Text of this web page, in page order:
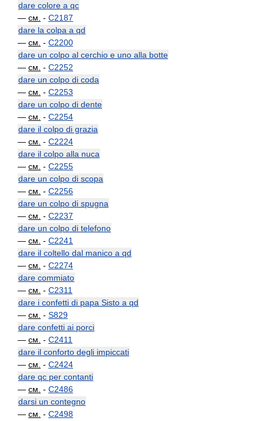
dare colore a qc
— см. - C2187
dare la colpa a qd
— см. - C2200
dare un colpo al cerchio e uno alla botte
— см. - C2252
dare un colpo di coda
— см. - C2253
dare un colpo di dente
— см. - C2254
dare il colpo di grazia
— см. - C2224
dare il colpo alla nuca
— см. - C2255
dare un colpo di scopa
— см. - C2256
dare un colpo di spugna
— см. - C2237
dare un colpo di telefono
— см. - C2241
dare il coltello dal manico a qd
— см. - C2274
dare commiato
— см. - C2311
dare i confetti di papa Sisto a qd
— см. - S829
dare confetti ai porci
— см. - C2411
dare il conforto degli impiccati
— см. - C2424
dare qc per contanti
— см. - C2486
darsi un contegno
— см. - C2498